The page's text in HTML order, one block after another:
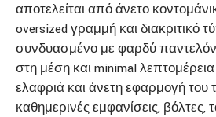
αποτελείται από άνετο
oversized γραμμή και διακριτικό
συνδυασμένο με φαρδύ
στη μέση και minimal
ελαφριά και άνετη εφαρμογή του
καθημερινές εμφανίσεις, βόλτες,